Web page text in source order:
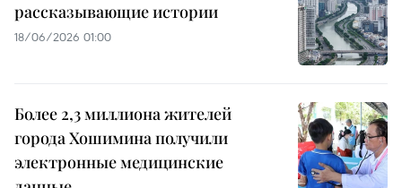
рассказывающие истории
18/06/2026 01:00
Более 2,3 миллиона жителей
города Хошимина получили
электронные медицинские